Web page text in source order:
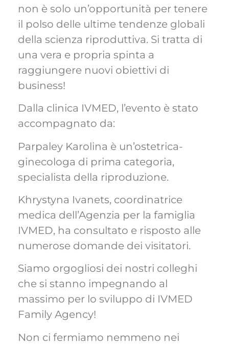
non è solo un’opportunità per tenere
il polso delle ultime tendenze globali
della scienza riproduttiva. Si tratta di
una vera e propria spinta a
raggiungere nuovi obiettivi di
business!
Dalla clinica IVMED, l’evento è stato
accompagnato da:
Parpaley Karolina è un’ostetrica-
ginecologa di prima categoria,
specialista della riproduzione.
Khrystyna Ivanets, coordinatrice
medica dell’Agenzia per la famiglia
IVMED, ha consultato e risposto alle
numerose domande dei visitatori.
Siamo orgogliosi dei nostri colleghi
che si stanno impegnando al
massimo per lo sviluppo di IVMED
Family Agency!
Non ci fermiamo nemmeno nei